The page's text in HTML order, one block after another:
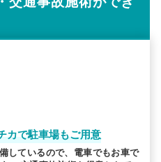
カで駐車場もご用意
しているので、電車でもお車で